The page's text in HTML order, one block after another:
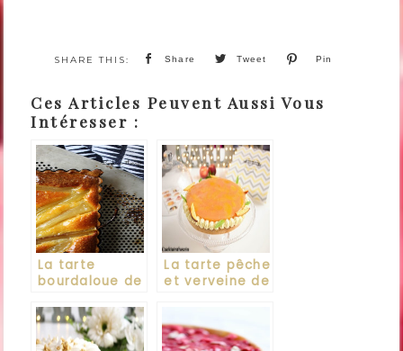
Share Tweet Pin
Ces Articles Peuvent Aussi Vous
Intéresser :
La tarte
bourdaloue de
Glacier
La tarte pêche
et verveine de